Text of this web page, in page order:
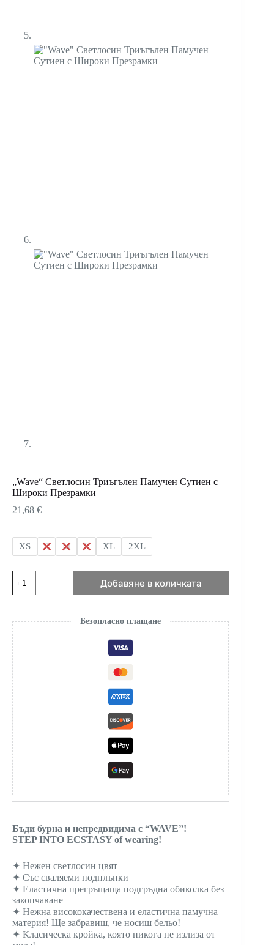
„Wave“ Светлосин Триъгълен Памучен Сутиен с
Широки Презрамки
21,68 €
XS S M L XL 2XL
за
"Wave"
Памучен
Сутиен
с
Широки
Презрамки
Добавяне в количката
Безопласно плащане
Бъди бурна и непредвидима с “WAVE”!
STEP INTO ECSTASY of wearing!
✦ Нежен светлосин цвят
✦ Със сваляеми подплънки
✦ Еластична прегръщаща подгръдна обиколка без
закопчаване
✦ Нежна висококачествена и еластична памучна
материя! Ще забравиш, че носиш бельо!
✦ Класическа кройка, която никога не излиза от
-15% за първата ти поръчка
Запиши се за нашия ВИП лист и вземи код за -15% на
първата ти поръчка за всички продукти на редовни
цени